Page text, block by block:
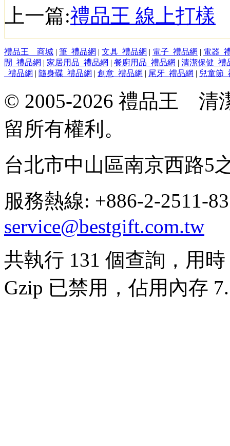
上一篇:禮品王 線上打樣
禮品王 商城 | 筆_禮品網 | 文具_禮品網 | 電子_禮品網 | 電器_
閒_禮品網 | 家居用品_禮品網 | 餐廚用品_禮品網 | 清潔保健_禮
_禮品網 | 隨身碟_禮品網 | 創意_禮品網 | 尾牙_禮品網 | 兒童節
© 2005-2026 禮品王 清
留所有權利。
台北市中山區南京西路5
服務熱線: +886-2-
service@bestgift.com.tw
共執行 131 個查詢，用
Gzip 已禁用，佔用內存